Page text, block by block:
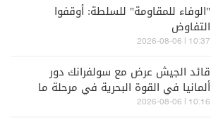
"الوفاء للمقاومة" للسلطة: أوقفوا
التفاوض
10:37 | 2026-08-06
قائد الجيش عرض مع سولفرانك دور
ألمانيا في القوة البحرية في مرحلة ما
بعد "اليونيفيل"
10:16 | 2026-08-06